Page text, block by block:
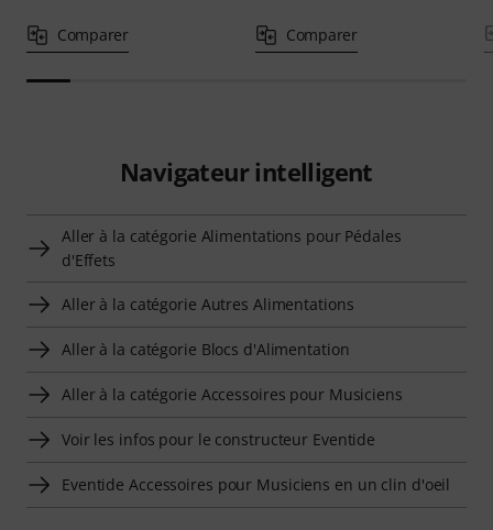
Comparer Comparer
Navigateur intelligent
Aller à la catégorie Alimentations pour Pédales
d'Effets
Aller à la catégorie Autres Alimentations
Aller à la catégorie Blocs d'Alimentation
Aller à la catégorie Accessoires pour Musiciens
Voir les infos pour le constructeur Eventide
Eventide Accessoires pour Musiciens en un clin d'oeil